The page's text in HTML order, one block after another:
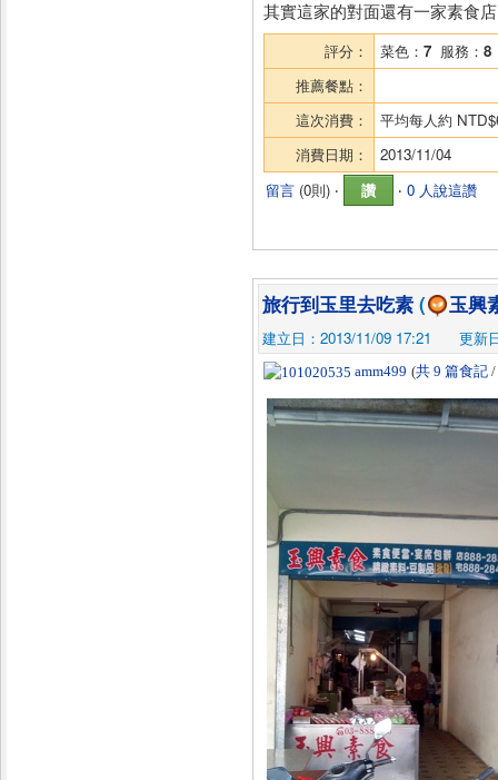
其實這家的對面還有一家素食
評分： 菜色： 7 服務： 8
推薦餐點：
這次消費：
平均每人約
消費日期：
2013/11/04
留言 (0則) ‧ 讚 ‧ 0 人說這讚
旅行到玉里去吃素 ( 玉興
建立日：2013/11/09 17:21 更新
amm499 (共 9 篇食記 /